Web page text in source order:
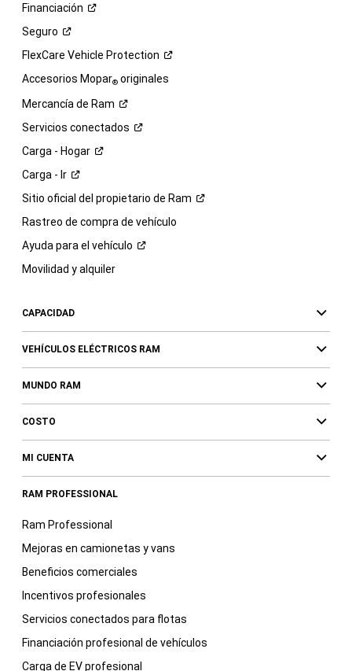
Financiación
Seguro
FlexCare Vehicle Protection
Accesorios Mopar®originales
Mercancía de Ram
Servicios conectados
Carga - Hogar
Carga - Ir
Sitio oficial del propietario de Ram
Rastreo de compra de vehículo
Ayuda para el vehículo
Movilidad y alquiler
CAPACIDAD
VEHÍCULOS ELÉCTRICOS RAM
MUNDO RAM
COSTO
MI CUENTA
RAM PROFESSIONAL
Ram Professional
Mejoras en camionetas y vans
Beneficios comerciales
Incentivos profesionales
Servicios conectados para flotas
Financiación profesional de vehículos
Carga de EV profesional